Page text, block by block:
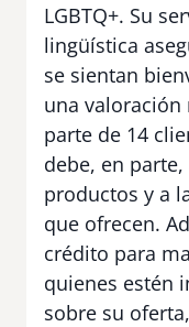
LGBTQ+. Su
lingüística
se sientan
una valoración
parte de 14
debe, en
productos y a
que ofrecen.
crédito para
quienes estén
sobre su